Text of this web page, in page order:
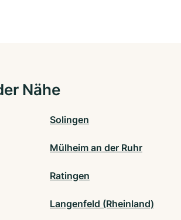
Nähe
Solingen
Mülheim an der Ruhr
Ratingen
Langenfeld (Rheinland)